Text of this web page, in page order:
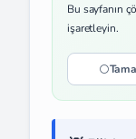
Bu sayfanın
işaretleyin.